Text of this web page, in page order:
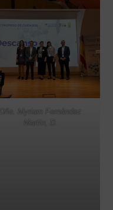
Dña. Myriam Fernández
Martín, D.